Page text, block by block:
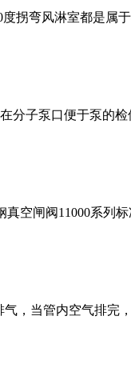
拐弯风淋室都是属
分子泵口便于泵的
空闸阀11000系列
，当管内空气排完